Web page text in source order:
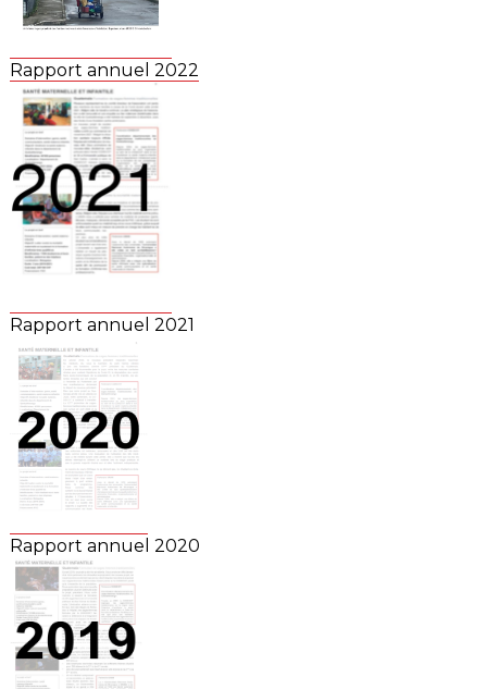
Rapport annuel 2022
Rapport annuel 2021
Rapport annuel 2020